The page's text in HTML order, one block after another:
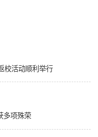
校活动顺利举行
多项殊荣